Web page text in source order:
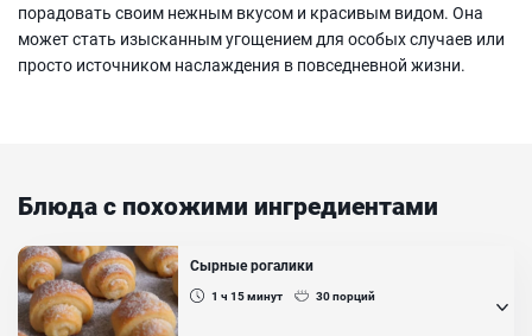
порадовать своим нежным вкусом и красивым видом. Она
может стать изысканным угощением для особых случаев или
просто источником наслаждения в повседневной жизни.
Блюда с похожими ингредиентами
Сырные рогалики
1 ч 15минут 30порций